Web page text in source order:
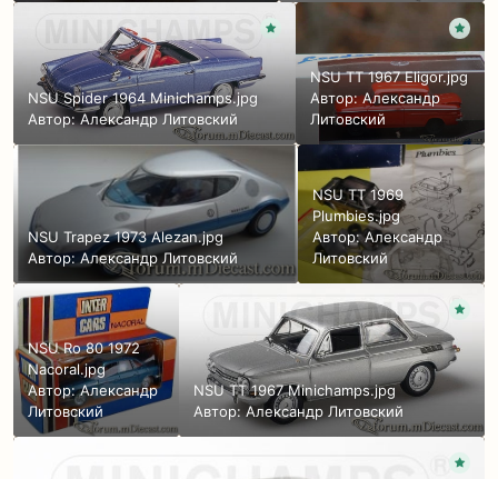
NSU Spider 1964 Minichamps.jpg
Автор:Александр Литовский
NSU TT 1967 Eligor.jpg
Автор:Александр
Литовский
NSU Trapez 1973 Alezan.jpg
Автор:Александр Литовский
NSU TT 1969
Plumbies.jpg
Автор:Александр
Литовский
NSU Ro 80 1972
Nacoral.jpg
Автор:Александр
Литовский
NSU TT 1967 Minichamps.jpg
Автор: Александр Литовский